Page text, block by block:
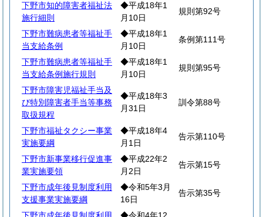
下野市知的障害者福祉法
施行細則
◆平成18年1
月10日
規則第92号
下野市難病患者等福祉手
当支給条例
◆平成18年1
月10日
条例第111号
下野市難病患者等福祉手
当支給条例施行規則
◆平成18年1
月10日
規則第95号
下野市障害児福祉手当及
び特別障害者手当等事務
取扱規程
◆平成18年3
月31日
訓令第88号
下野市福祉タクシー事業
実施要綱
◆平成18年4
月1日
告示第110号
下野市新事業移行促進事
業実施要領
◆平成22年2
月2日
告示第15号
下野市成年後見制度利用
支援事業実施要綱
◆令和5年3月
16日
告示第35号